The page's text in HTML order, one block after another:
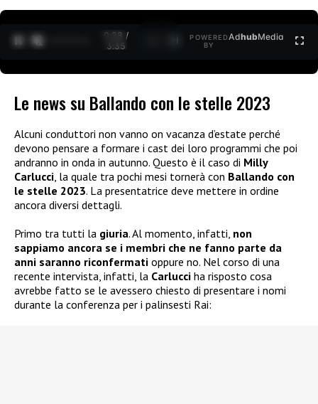
0:29 /
3:35
POWERED
BY
AdhubMedia
Le news su Ballando con le stelle 2023
Alcuni conduttori non vanno on vacanza d’estate perché
devono pensare a formare i cast dei loro programmi che poi
andranno in onda in autunno. Questo è il caso di Milly
Carlucci, la quale tra pochi mesi tornerà con Ballando con
le stelle 2023. La presentatrice deve mettere in ordine
ancora diversi dettagli.
Primo tra tutti la giuria. Al momento, infatti, non
sappiamo ancora se i membri che ne fanno parte da
anni saranno riconfermati oppure no. Nel corso di una
recente intervista, infatti, la Carlucci ha risposto cosa
avrebbe fatto se le avessero chiesto di presentare i nomi
durante la conferenza per i palinsesti Rai: